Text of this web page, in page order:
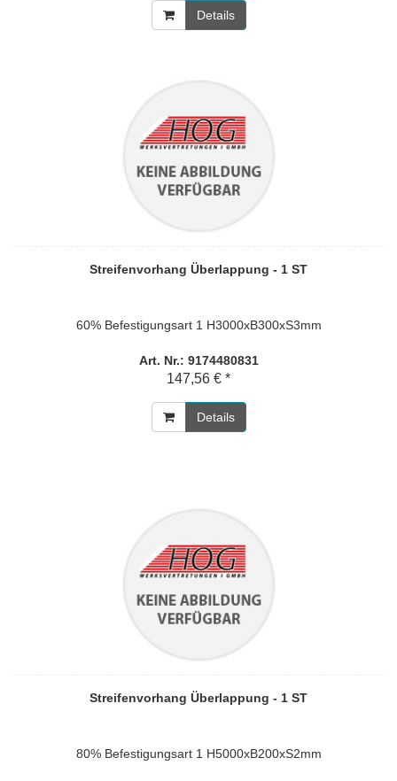
Details
Streifenvorhang Überlappung - 1 ST
60% Befestigungsart 1 H3000xB300xS3mm
Art. Nr.: 9174480831
147,56 € *
Details
Streifenvorhang Überlappung - 1 ST
80% Befestigungsart 1 H5000xB200xS2mm